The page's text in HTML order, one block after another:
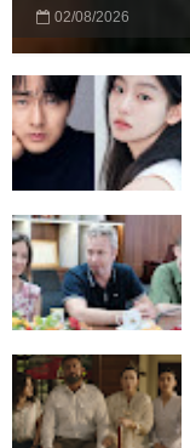
02/08/2026